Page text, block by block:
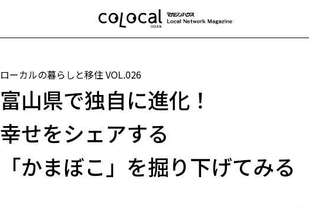
ローカルの暮らしと移住VOL.026
富山県で独自に進化！
幸せをシェアする
「かまぼこ」を掘り下げてみる